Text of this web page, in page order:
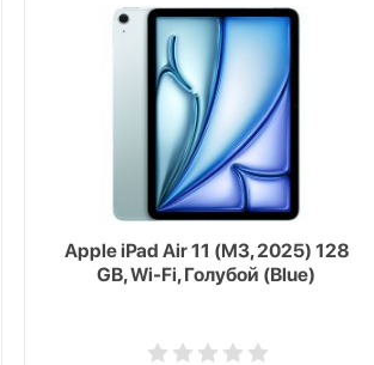
Apple iPad Air 11 (M3, 2025) 128
GB, Wi-Fi, Голубой (Blue)